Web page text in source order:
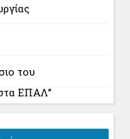
του
ΕΠΑΛ”